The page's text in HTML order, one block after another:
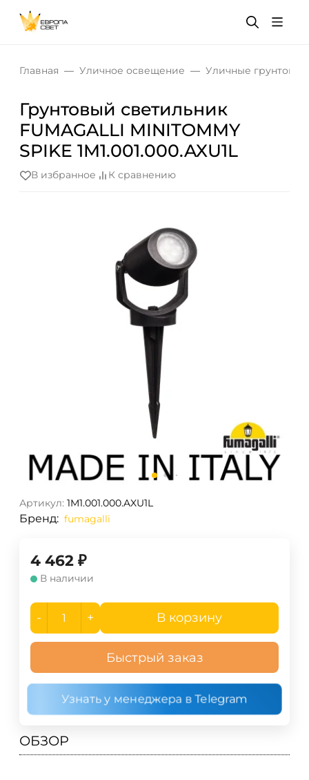
Главная Уличное освещение Уличные
Грунтовый светильник
FUMAGALLI MINITOMMY
SPIKE 1M1.001.000.AXU1L
В избранное К сравнению
Артикул: 1M1.001.000.AXU1L
Бренд: fumagalli
4 462 ₽
В наличии
- + В корзину
Быстрый заказ
Узнать у менеджера в Telegram
ОБЗОР